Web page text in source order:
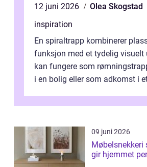
12 juni 2026
Olea Skogstad
inspiration
En spiraltrapp kombinerer
funksjon med et tydelig visuelt
kan fungere som
i en bolig eller som adkomst i
09 juni 2026
Møbelsnekkeri skreddersøm som
gir hjemmet